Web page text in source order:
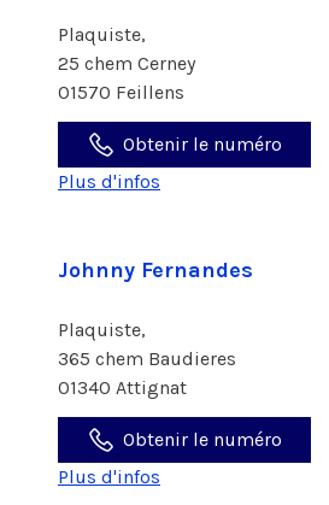
Plaquiste,
25 chem Cerney
01570 Feillens
Obtenir le numéro
Plus d'infos
Johnny Fernandes
Plaquiste,
365 chem Baudieres
01340 Attignat
Obtenir le numéro
Plus d'infos